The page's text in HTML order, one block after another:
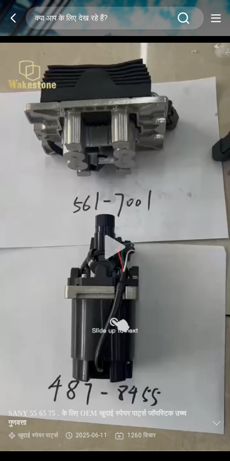
SANY 55 65 75 . के लिए OEM खुदाई स्पेयर पार्ट्स जॉयस्टिक उच्च
गुणवत्ता
खुदाई स्पेयर पार्ट्स 2025-06-11 1260 विचार